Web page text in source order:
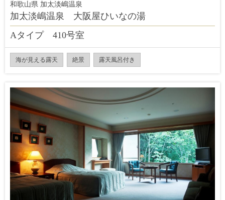
和歌山県 加太淡嶋温泉
加太淡嶋温泉 大阪屋ひいなの湯
Aタイプ 410号室
海が見える露天 絶景 露天風呂付き